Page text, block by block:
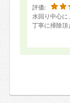
評価:
水回り中心に
丁寧に掃除頂